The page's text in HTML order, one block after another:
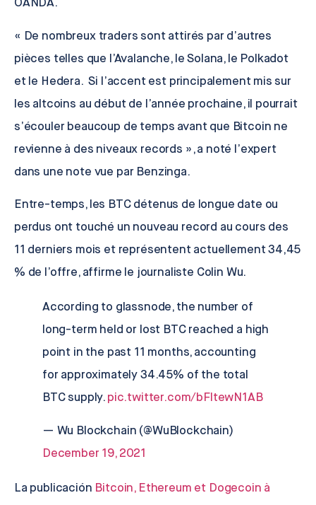
OANDA.
« De nombreux traders sont attirés par d’autres
pièces telles que l’Avalanche, le Solana, le Polkadot
et le Hedera. Si l’accent est principalement mis sur
les altcoins au début de l’année prochaine, il pourrait
s’écouler beaucoup de temps avant que Bitcoin ne
revienne à des niveaux records », a noté l’expert
dans une note vue par Benzinga.
Entre-temps, les BTC détenus de longue date ou
perdus ont touché un nouveau record au cours des
11 derniers mois et représentent actuellement 34,45
% de l’offre, affirme le journaliste Colin Wu.
According to glassnode, the number of
long-term held or lost BTC reached a high
point in the past 11 months, accounting
for approximately 34.45% of the total
BTC supply. pic.twitter.com/bFltewN1AB
— Wu Blockchain (@WuBlockchain)
December 19, 2021
La publicación Bitcoin, Ethereum et Dogecoin à